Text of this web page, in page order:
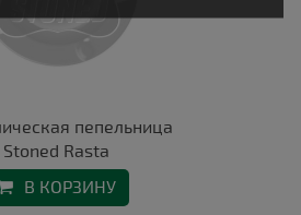
пепельница
Stoned Rasta
В КОРЗИНУ